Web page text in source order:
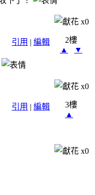
x0
引用 | 編輯
2樓
▲
▼
x0
引用 | 編輯
3樓
▲
x0